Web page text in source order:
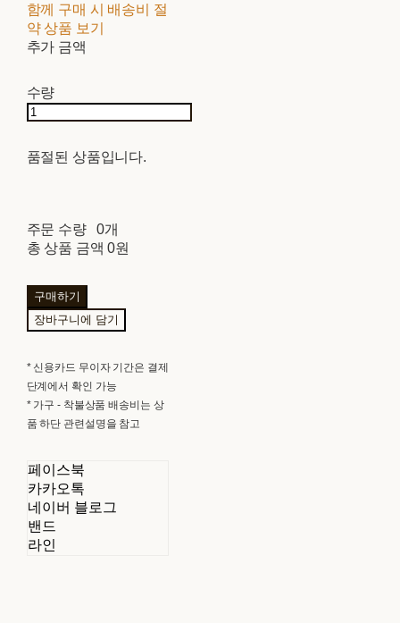
함께 구매 시 배송비 절
약 상품 보기
추가 금액
수량
품절된 상품입니다.
주문 수량
0개
총 상품 금액 0원
구매하기
장바구니에 담기
* 신용카드 무이자 기간은 결제
단계에서 확인 가능
* 가구 - 착불상품 배송비는 상
품 하단 관련설명을 참고
페이스북
카카오톡
네이버 블로그
밴드
라인